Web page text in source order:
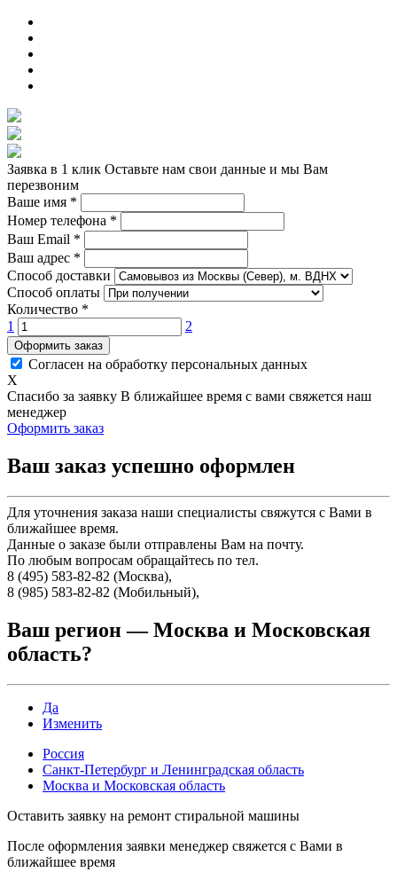
Заявка в 1 клик Оставьте нам свои данные и мы Вам
перезвоним
Ваше имя *
Номер телефона *
Ваш Email *
Ваш адрес *
Способ доставки
Способ оплаты
Количество *
1
2
Оформить заказ
Согласен на обработку персональных данных
X
Спасибо за заявку В ближайшее время с вами свяжется наш
менеджер
Оформить заказ
Ваш заказ успешно оформлен
Для уточнения заказа наши специалисты свяжутся с Вами в
ближайшее время.
Данные о заказе были отправлены Вам на почту.
По любым вопросам обращайтесь по тел.
8 (495) 583-82-82 (Москва),
8 (985) 583-82-82 (Мобильный),
Ваш регион —Москва и Московская
область?
Да
Изменить
Россия
Санкт-Петербург и Ленинградская область
Москва и Московская область
Оставить заявку на ремонт стиральной машины
После оформления заявки менеджер свяжется с Вами в
ближайшее время